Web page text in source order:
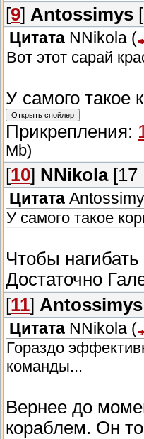
[9] Antossimys
Цитата NNikola (
Вот этот сарай
У самого такое
Прикрепления:
Mb)
[10] NNikola[17
Цитата
У самого такое
Чтобы
Достаточно
[11] Antossimys
Цитата NNikola (
Гораздо
команды...
Вернее до
кораблем. Он